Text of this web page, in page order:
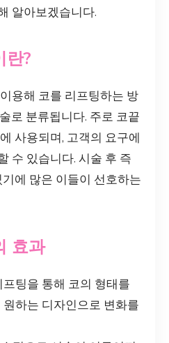
알아보겠습니다.
란?
용해 코를 리프팅하는 방
로 분류됩니다. 주로 코끝
사용되며, 고객의 요구에
수 있습니다. 시술 후 즉
에 많은 이들이 선호하는
효과
팅을 통해 코의 형태를
하는 디자인으로 변화를